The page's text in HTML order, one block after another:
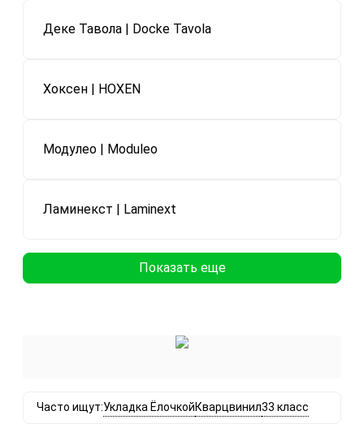
Деке Тавола | Docke Tavola
Хоксен | HOXEN
Модулео | Moduleo
Ламинекст | Laminext
Показать еще
Часто ищут:Укладка ЁлочкойКварцвинил33 класс